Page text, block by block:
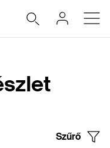
Szűrő